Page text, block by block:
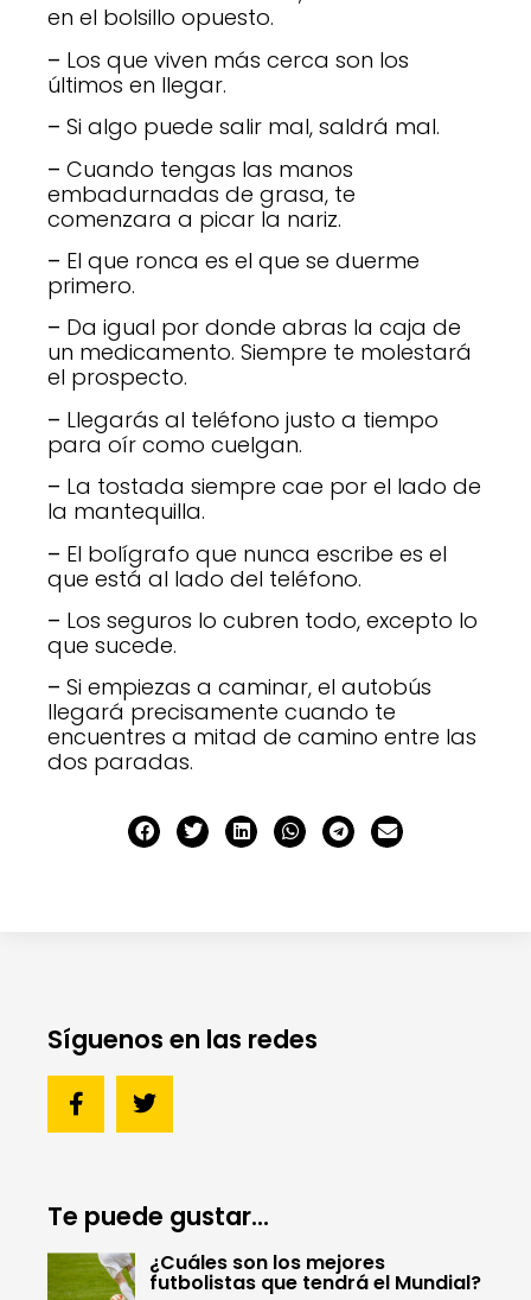
en el bolsillo opuesto.
– Los que viven más cerca son los
últimos en llegar.
– Si algo puede salir mal, saldrá mal.
– Cuando tengas las manos
embadurnadas de grasa, te
comenzara a picar la nariz.
– El que ronca es el que se duerme
primero.
– Da igual por donde abras la caja de
un medicamento. Siempre te molestará
el prospecto.
– Llegarás al teléfono justo a tiempo
para oír como cuelgan.
– La tostada siempre cae por el lado de
la mantequilla.
– El bolígrafo que nunca escribe es el
que está al lado del teléfono.
– Los seguros lo cubren todo, excepto lo
que sucede.
– Si empiezas a caminar, el autobús
llegará precisamente cuando te
encuentres a mitad de camino entre las
dos paradas.
Síguenos en las redes
Te puede gustar...
¿Cuáles son los mejores
futbolistas que tendrá el Mundial?